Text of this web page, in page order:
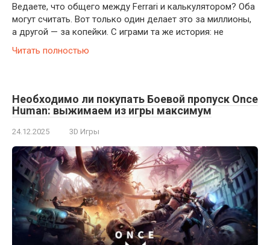
Ведаете, что общего между Ferrari и калькулятором? Оба
могут считать. Вот только один делает это за миллионы,
а другой — за копейки. С играми та же история: не
Читать полностью
Необходимо ли покупать Боевой пропуск Once
Human: выжимаем из игры максимум
24.12.2025 3D Игры